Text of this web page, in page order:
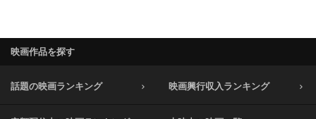
映画作品を探す
話題の映画ランキング 映画興行収入ランキング